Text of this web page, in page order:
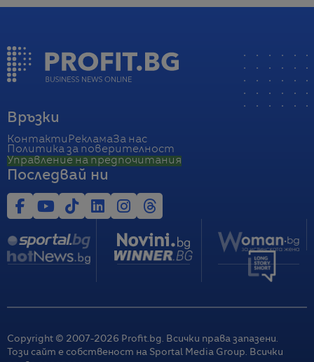
Връзки
Контакти РекламаЗа нас
Политика за поверителност
Управление на предпочитания
Последвай ни
Copyright © 2007-2026 Profit.bg. Всички права запазени.
Този сайт е собственост на Sportal Media Group. Всички